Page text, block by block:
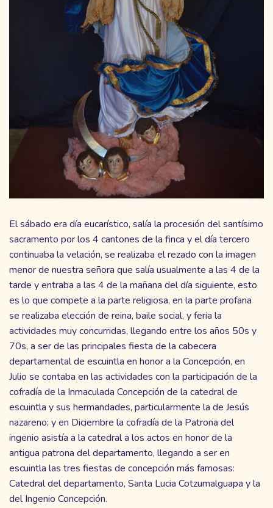
El sábado era día eucarístico, salía la procesión del santísimo
sacramento por los 4 cantones de la finca y el día tercero
continuaba la velación, se realizaba el rezado con la imagen
menor de nuestra señora que salía usualmente a las 4 de la
tarde y entraba a las 4 de la mañana del día siguiente, esto
es lo que compete a la parte religiosa, en la parte profana
se realizaba elección de reina, baile social, y feria la
actividades muy concurridas, llegando entre los años 50s y
70s, a ser de las principales fiesta de la cabecera
departamental de escuintla en honor a la Concepción, en
Julio se contaba en las actividades con la participación de la
cofradía de la Inmaculada Concepción de la catedral de
escuintla y sus hermandades, particularmente la de Jesús
nazareno; y en Diciembre la cofradía de la Patrona del
ingenio asistía a la catedral a los actos en honor de la
antigua patrona del departamento, llegando a ser en
escuintla las tres fiestas de concepción más famosas:
Catedral del departamento, Santa Lucia Cotzumalguapa y la
del Ingenio Concepción.